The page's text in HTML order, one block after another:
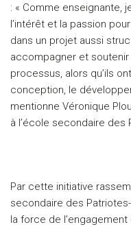
: « Comme enseignante,
l’intérêt et la passion
dans un projet aussi
accompagner et
processus, alors qu’ils
conception, le
mentionne Véronique
à l’école secondaire des
Par cette initiative
secondaire des
la force de